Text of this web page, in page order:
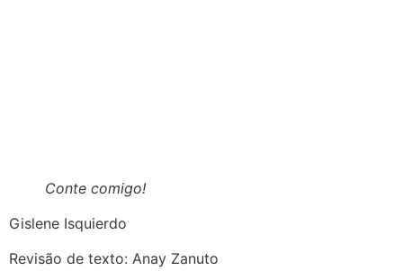
Conte comigo!
Gislene Isquierdo
Revisão de texto: Anay Zanuto